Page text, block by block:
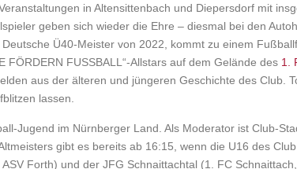
in Altensittenbach und Diepersdorf mit
geben sich wieder die Ehre – diesmal bei den
Ü40-Meister von 2022, kommt zu einem
FUSSBALL“-Allstars auf dem Gelände des 1.
aus der älteren und jüngeren Geschichte des Club.
lassen.
Jugend im Nürnberger Land. Als Moderator ist Club-
gibt es bereits ab 16:15, wenn die U16 des
Forth) und der JFG Schnaittachtal (1. FC